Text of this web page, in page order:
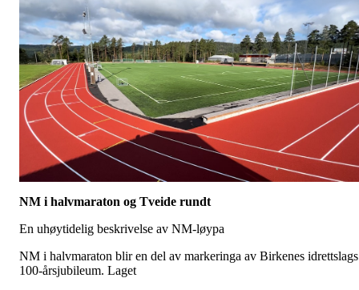
NM i halvmaraton og Tveide rundt
En uhøytidelig beskrivelse av NM-løypa
NM i halvmaraton blir en del av markeringa av Birkenes idrettslags
100-årsjubileum. Laget